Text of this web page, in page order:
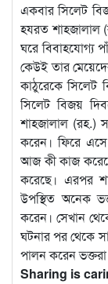
একবার সিলেট
হযরত শাহজালাল
ঘরে বিবাহযোগ্য
কেউই তার
কাঠুরেকে সিলেট
সিলেট বিজয়
শাহজালাল (রহ.)
করেন। ফিরে
আজ কী কাজ
করেছে। এরপর
উপস্থিত অনেক
করেন। সেখান
ঘটনার পর থেকে
পালন করেন
Sharing is